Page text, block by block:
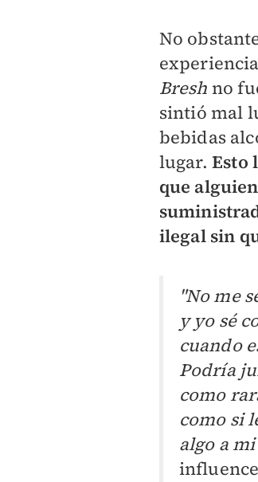
No
Bresh no
sintió mal
bebidas
lugar. Esto
que
ilegal sin
"No me
y yo sé
cuando
Podría
como
como si
algo a